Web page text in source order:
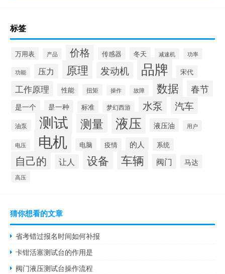
标签
万用表 产品 价格 传感器 冬天 减速机 功率
功能 压力 原理 发动机 品牌 宋代
工作原理 性能 扭矩 操作 故障 数据 春节
是一个 是一种 标准 梦幻西游 水泵 汽车
油泵 测试 测量 液压 液压油 用户
电压 电机 电脑 疫情 的人 系统
自己的 让人 设备 车辆 阀门 马达
高压
猜你想看的文章
省考错过报名时间如何补报
卡钳活塞测试台的作用是
阀门液压测试台操作流程